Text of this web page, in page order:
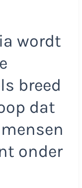
wordt
breed
dat
onder